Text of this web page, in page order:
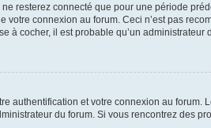
resterez connecté que pour une période
connexion au forum. Ceci n’est pas
cocher, il est probable qu’un administrateur
authentification et votre connexion au forum.
du forum. Si vous rencontrez des